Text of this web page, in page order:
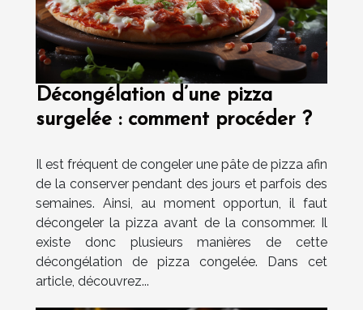
Décongélation d’une pizza
surgelée : comment procéder ?
Il est fréquent de congeler une pâte de pizza afin
de la conserver pendant des jours et parfois des
semaines. Ainsi, au moment opportun, il faut
décongeler la pizza avant de la consommer. Il
existe donc plusieurs manières de cette
décongélation de pizza congelée. Dans cet
article, découvrez...